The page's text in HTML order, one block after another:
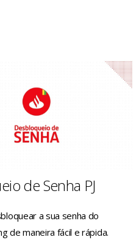
de Senha PJ
a sua senha do
de maneira fácil e rápida.